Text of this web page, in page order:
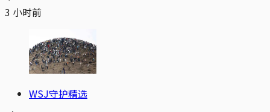
3 小时前
WSJ守护精选